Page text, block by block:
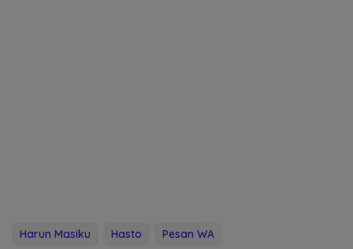
Harun Masiku Hasto Pesan WA